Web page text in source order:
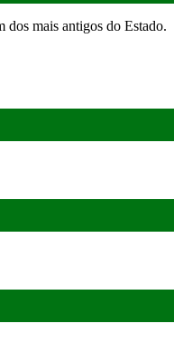
mais antigos do Estado.